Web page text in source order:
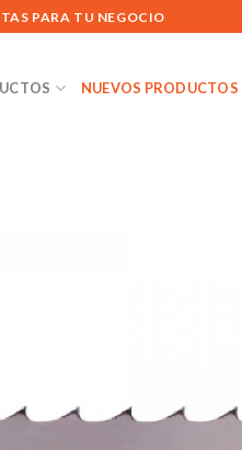
PARA TU NEGOCIO
NUEVOS PRODUCTOS